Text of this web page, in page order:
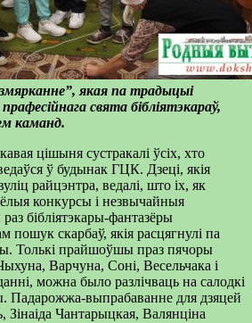
якая па традыцыі
свята бібліятэкараў,
каманд.
цішыня сустракалі ўсіх, хто
ў будынак ГЦК. Дзеці, якія
райцэнтра, ведалі, што іх, як
конкурсы і незвычайныя
бібліятэкары-фантазёры
пошук скарбаў, якія расцягнулі па
Толькі прайшоўшы праз пячоры
Варчуна, Соні, Весельчака і
можна было разлічваць на салодкі
Падарожжа-выпрабаванне для дзяцей
Зінаіда Чантарыцкая, Валянціна